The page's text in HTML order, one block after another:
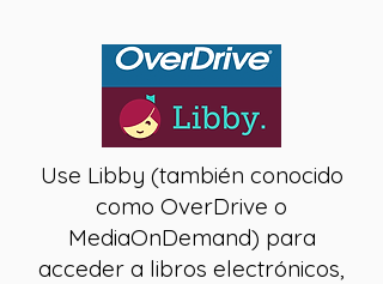
Use Libby (también conocido
como OverDrive o
MediaOnDemand) para
acceder a libros electrónicos,